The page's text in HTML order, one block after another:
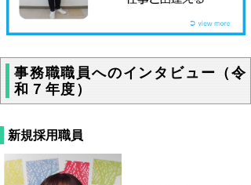
事務職職員へのインタビュー（令
和７年度）
新規採用職員